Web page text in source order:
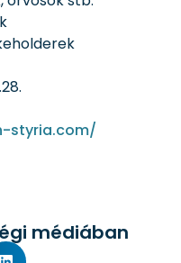
styria.com/
médiában